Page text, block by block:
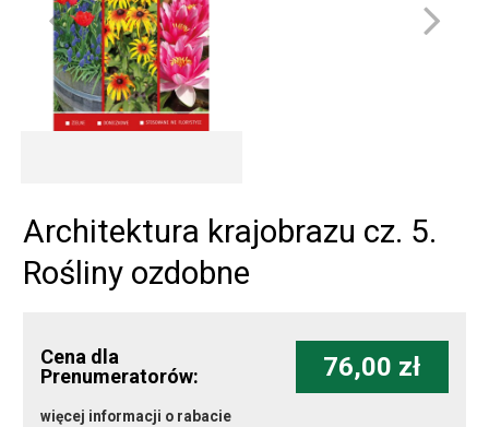
Architektura krajobrazu cz. 5.
Rośliny ozdobne
Cena dla
Prenumeratorów:
76,00 zł
więcej informacji o rabacie